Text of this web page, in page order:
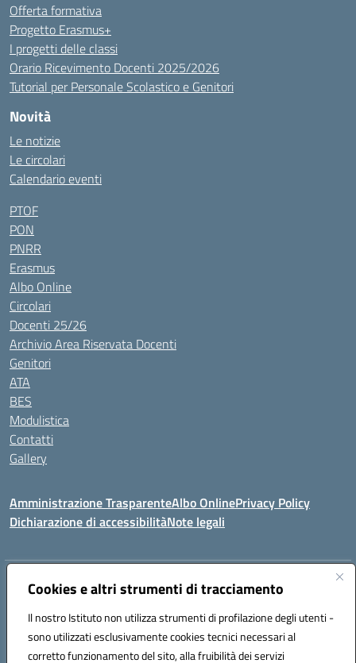
Cookies e altri strumenti di tracciamento
Il nostro Istituto non utilizza strumenti di profilazione degli utenti -
sono utilizzati esclusivamente cookies tecnici necessari al
corretto funzionamento del sito, alla fruibilità dei servizi
Offerta formativa
Progetto Erasmus+
I progetti delle classi
Orario Ricevimento Docenti 2025/2026
Tutorial per Personale Scolastico e Genitori
Novità
Le notizie
Le circolari
Calendario eventi
PTOF
PON
PNRR
Erasmus
Albo Online
Circolari
Docenti 25/26
Archivio Area Riservata Docenti
Genitori
ATA
BES
Modulistica
Contatti
Gallery
Amministrazione TrasparenteAlbo OnlinePrivacy Policy
Dichiarazione di accessibilitàNote legali
Indirizzo:Via Coniugi Crigna – Cap. 89861 – Tropea (VV)
Posta elettronica certificata (PEC):vvic82200d@pec.istruzione.it
Codice fiscale: 96012410799